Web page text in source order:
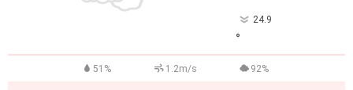
24.9
°
51% 1.2m/s 92%